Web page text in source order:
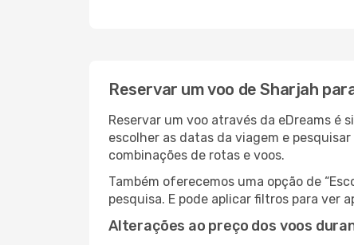
Reservar um voo de Sharjah
Reservar um voo através da eDreams é
escolher as datas da viagem e
combinações de rotas e voos.
Também oferecemos uma opção de
pesquisa. E pode aplicar filtros para ver
Alterações ao preço dos voos